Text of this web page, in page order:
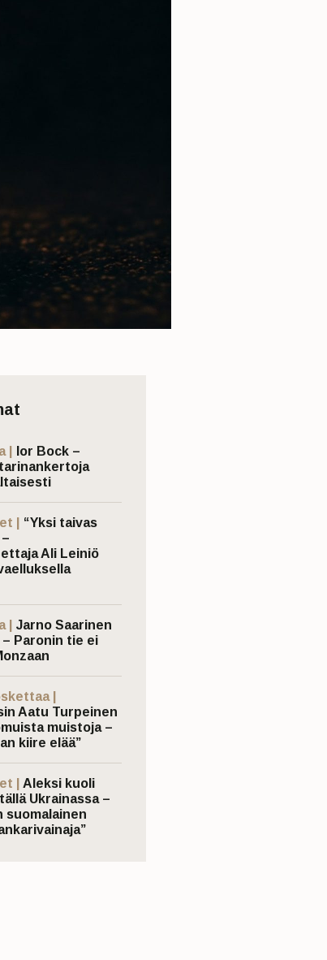
|
Ior Bock –
|
“Yksi taivas
Ali Leiniö
|
Jarno Saarinen
Paronin tie ei
|
Aatu Turpeinen
muistoja –
kiire elää”
|
Aleksi kuoli
Ukrainassa –
suomalainen